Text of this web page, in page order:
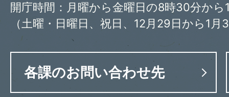
開庁時間：月曜から金曜日の8時30分から
（土曜・日曜日、祝日、12月29日から1月
各課のお問い合わせ先